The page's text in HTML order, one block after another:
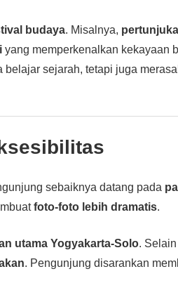
budaya. Misalnya,
yang memperkenalkan kekayaan
sejarah, tetapi juga
sebaiknya datang pada
foto-foto lebih dramatis.
utama Yogyakarta-Solo.
. Pengunjung disarankan